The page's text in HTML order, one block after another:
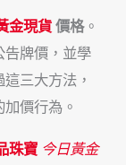
金現貨 價格。
告牌價，並學
三大方法，
價行為。
珠寶 今日黃金